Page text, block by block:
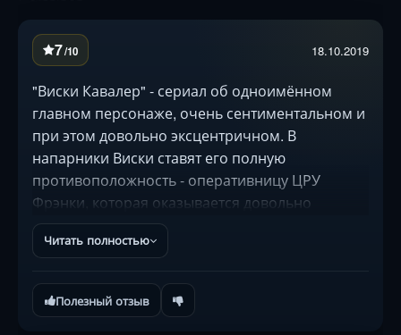
7/10 18.10.2019
"Виски Кавалер" - сериал об одноимённом
главном персонаже, очень сентиментальном и
при этом довольно эксцентричном. В
напарники Виски ставят его полную
противоположность - оперативницу ЦРУ
Фрэнки, которая оказывается довольно
"крепким орешком". Герой влюбляется, и
главные персонажи раскрываются перед нами
просмотру, всё на одном дыхании!
Читать полностью
Полезный отзыв